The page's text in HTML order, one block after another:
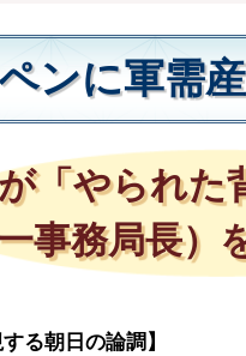
ンに軍需
「やられた
事務局長）
る朝日の論調】